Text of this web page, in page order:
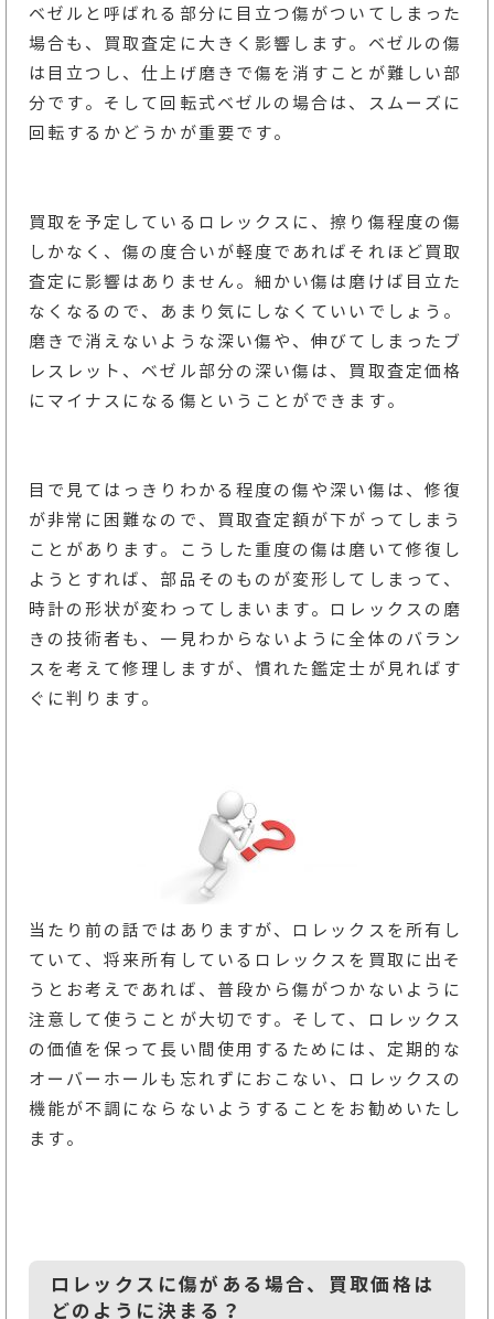
ベゼルと呼ばれる部分に目立つ傷がついてしまった
場合も、買取査定に大きく影響します。ベゼルの傷
は目立つし、仕上げ磨きで傷を消すことが難しい部
分です。そして回転式ベゼルの場合は、スムーズに
回転するかどうかが重要です。
買取を予定しているロレックスに、擦り傷程度の傷
しかなく、傷の度合いが軽度であればそれほど買取
査定に影響はありません。細かい傷は磨けば目立た
なくなるので、あまり気にしなくていいでしょう。
磨きで消えないような深い傷や、伸びてしまったブ
レスレット、ベゼル部分の深い傷は、買取査定価格
にマイナスになる傷ということができます。
目で見てはっきりわかる程度の傷や深い傷は、修復
が非常に困難なので、買取査定額が下がってしまう
ことがあります。こうした重度の傷は磨いて修復し
ようとすれば、部品そのものが変形してしまって、
時計の形状が変わってしまいます。ロレックスの磨
きの技術者も、一見わからないように全体のバラン
スを考えて修理しますが、慣れた鑑定士が見ればす
ぐに判ります。
当たり前の話ではありますが、ロレックスを所有し
ていて、将来所有しているロレックスを買取に出そ
うとお考えであれば、普段から傷がつかないように
注意して使うことが大切です。そして、ロレックス
の価値を保って長い間使用するためには、定期的な
オーバーホールも忘れずにおこない、ロレックスの
機能が不調にならないようすることをお勧めいたし
ます。
ロレックスに傷がある場合、買取価格は
どのように決まる？